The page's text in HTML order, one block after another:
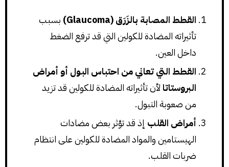
القطط المصابة بالزَرَق (Glaucoma)
بسبب
تأثيراته المضادة للكولين التي قد ترفع الضغط
داخل العين.
القطط التي تعاني من احتباس البول أو أمراض
البروستاتا لأن تأثيراته المضادة للكولين قد تزيد
من صعوبة التبول.
أمراض القلب إذ قد تؤثر بعض مضادات
الهيستامين والمواد المضادة للكولين على انتظام
ضربات القلب.